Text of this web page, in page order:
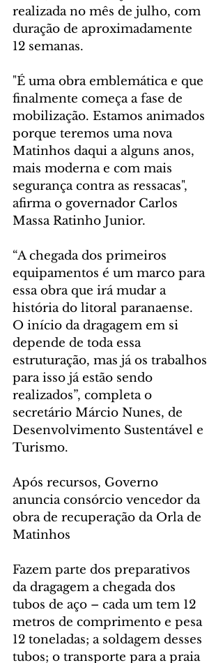
realizada no mês de julho, com
duração de aproximadamente
12 semanas.
"É uma obra emblemática e que
finalmente começa a fase de
mobilização. Estamos animados
porque teremos uma nova
Matinhos daqui a alguns anos,
mais moderna e com mais
segurança contra as ressacas",
afirma o governador Carlos
Massa Ratinho Junior.
“A chegada dos primeiros
equipamentos é um marco para
essa obra que irá mudar a
história do litoral paranaense.
O início da dragagem em si
depende de toda essa
estruturação, mas já os trabalhos
para isso já estão sendo
realizados”, completa o
secretário Márcio Nunes, de
Desenvolvimento Sustentável e
Turismo.
Após recursos, Governo
anuncia consórcio vencedor da
obra de recuperação da Orla de
Matinhos
Fazem parte dos preparativos
da dragagem a chegada dos
tubos de aço – cada um tem 12
metros de comprimento e pesa
12 toneladas; a soldagem desses
tubos; o transporte para a praia